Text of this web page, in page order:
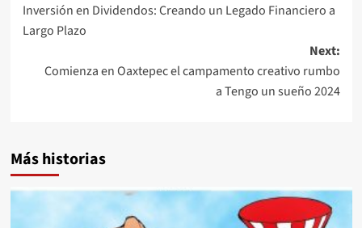
Inversión en Dividendos: Creando un Legado Financiero a
Largo Plazo
Next:
Comienza en Oaxtepec el campamento creativo rumbo
a Tengo un sueño 2024
Más historias